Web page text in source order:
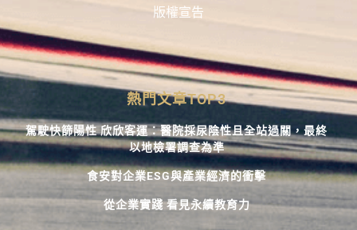
版權宣告
熱門文章TOP3
駕駛快篩陽性 欣欣客運：醫院採尿陰性且全站過關，最終
以地檢署調查為準
食安對企業ESG與產業經濟的衝擊
從企業實踐 看見永續教育力